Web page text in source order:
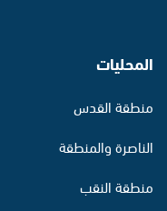
المحليات
منطقة القدس
الناصرة والمنطقة
منطقة النقب